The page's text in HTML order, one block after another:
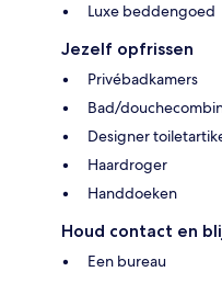
Luxe beddengoed
Jezelf opfrissen
Privébadkamers
Bad/
Designer
Haardroger
Handdoeken
Houd contact en
Een bureau